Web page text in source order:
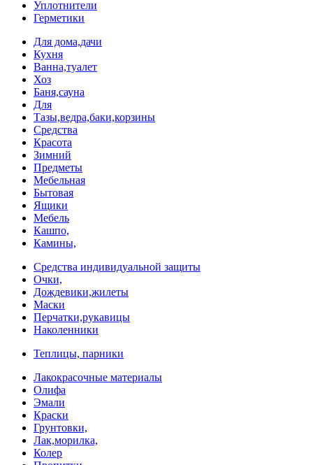
Уплотнители
Герметики
Для дома,дачи
Кухня
Ванна,туалет
Хоз
Баня,сауна
Для
Тазы,ведра,баки,корзины
Средства
Красота
Зимний
Предметы
Мебельная
Бытовая
Ящики
Мебель
Кашпо,
Камины,
Средства индивидуальной защиты
Очки,
Дождевики,жилеты
Маски
Перчатки,рукавицы
Наколенники
Теплицы, парники
Лакокрасочные материалы
Олифа
Эмали
Краски
Грунтовки,
Лак,морилка,
Колер